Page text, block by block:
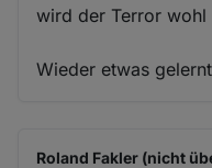
wird der Terror wohl
Wieder etwas
Roland Fakler (nicht